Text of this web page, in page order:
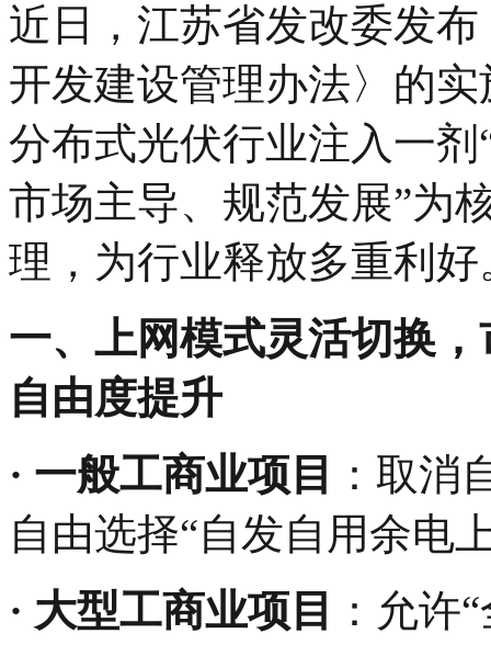
近日，江苏省发改委发
开发建设管理办法〉的
分布式光伏行业注入一
市场主导、规范发展”为
理，为行业释放多重利
一、上网模式灵活切换
自由度提升‌
·‌ 一般工商业项目‌
：取消
自由选择“自发自用余电
·‌ 大型工商业项目‌
：允许